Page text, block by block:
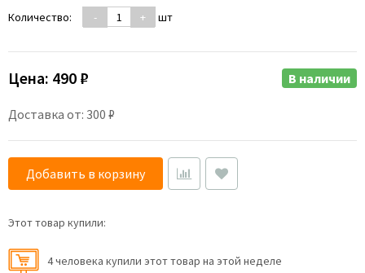
Количество: - + шт
Цена: 490 ₽
Доставка от: 300 ₽
В наличии
Добавить в корзину
Этот товар купили:
4 человекa купили этот товар на этой неделе